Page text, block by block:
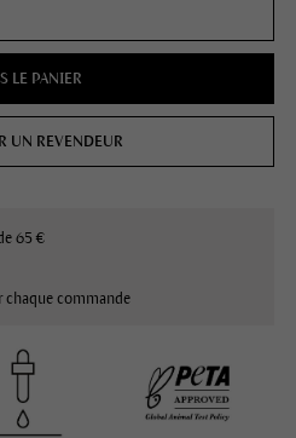
LE PANIER
UN REVENDEUR
65 €
chaque commande